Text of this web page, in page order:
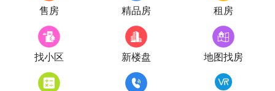
售房 精品房 租房
找小区 新楼盘 地图找房